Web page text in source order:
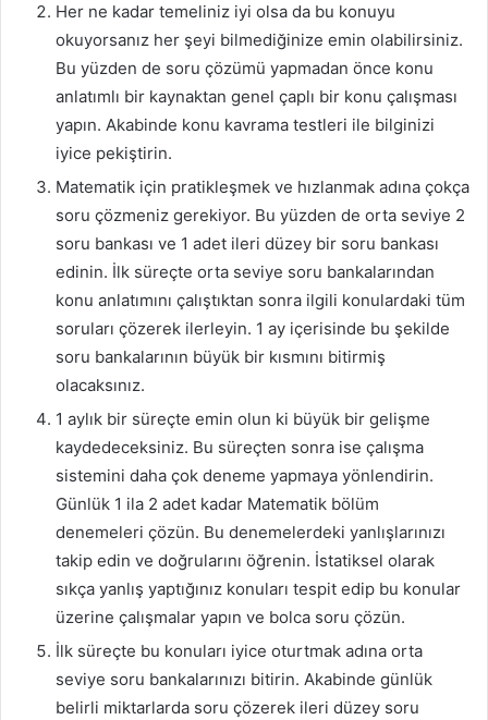
Her ne kadar temeliniz iyi olsa da bu konuyu
okuyorsanız her şeyi bilmediğinize emin olabilirsiniz.
Bu yüzden de soru çözümü yapmadan önce konu
anlatımlı bir kaynaktan genel çaplı bir konu çalışması
yapın. Akabinde konu kavrama testleri ile bilginizi
iyice pekiştirin.
Matematik için pratikleşmek ve hızlanmak adına çokça
soru çözmeniz gerekiyor. Bu yüzden de orta seviye 2
soru bankası ve 1 adet ileri düzey bir soru bankası
edinin. İlk süreçte orta seviye soru bankalarından
konu anlatımını çalıştıktan sonra ilgili konulardaki tüm
soruları çözerek ilerleyin. 1 ay içerisinde bu şekilde
soru bankalarının büyük bir kısmını bitirmiş
olacaksınız.
1 aylık bir süreçte emin olun ki büyük bir gelişme
kaydedeceksiniz. Bu süreçten sonra ise çalışma
sistemini daha çok deneme yapmaya yönlendirin.
Günlük 1 ila 2 adet kadar Matematik bölüm
denemeleri çözün. Bu denemelerdeki yanlışlarınızı
takip edin ve doğrularını öğrenin. İstatiksel olarak
sıkça yanlış yaptığınız konuları tespit edip bu konular
üzerine çalışmalar yapın ve bolca soru çözün.
İlk süreçte bu konuları iyice oturtmak adına orta
seviye soru bankalarınızı bitirin. Akabinde günlük
belirli miktarlarda soru çözerek ileri düzey soru